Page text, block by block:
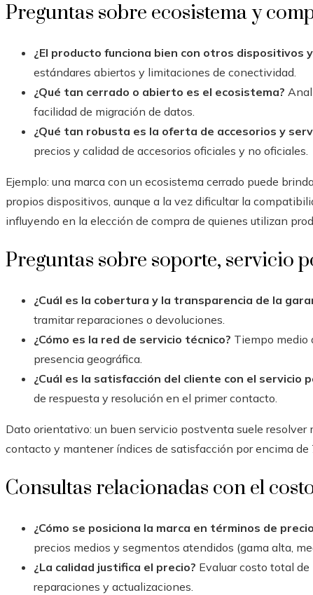
Preguntas sobre ecosistema y
¿El producto funciona bien con otros dispositivos
estándares abiertos y limitaciones de conectividad.
¿Qué tan cerrado o abierto es el ecosistema?
facilidad de migración de datos.
¿Qué tan robusta es la oferta de accesorios y
precios y calidad de accesorios oficiales y no oficiales.
Ejemplo: una marca con un ecosistema cerrado puede
propios dispositivos, aunque a la vez dificultar la
influyendo en la elección de compra de quienes utilizan
Preguntas sobre soporte, servicio
¿Cuál es la cobertura y la transparencia de la
tramitar reparaciones o devoluciones.
¿Cómo es la red de servicio técnico? Tiempo medio
presencia geográfica.
¿Cuál es la satisfacción del cliente con el servicio
de respuesta y resolución en el primer contacto.
Dato orientativo: un buen servicio postventa suele
contacto y mantener índices de satisfacción por encima
Consultas relacionadas con el
¿Cómo se posiciona la marca en términos de
precios medios y segmentos atendidos (gama alta,
¿La calidad justifica el precio? Evaluar costo total
reparaciones y actualizaciones.